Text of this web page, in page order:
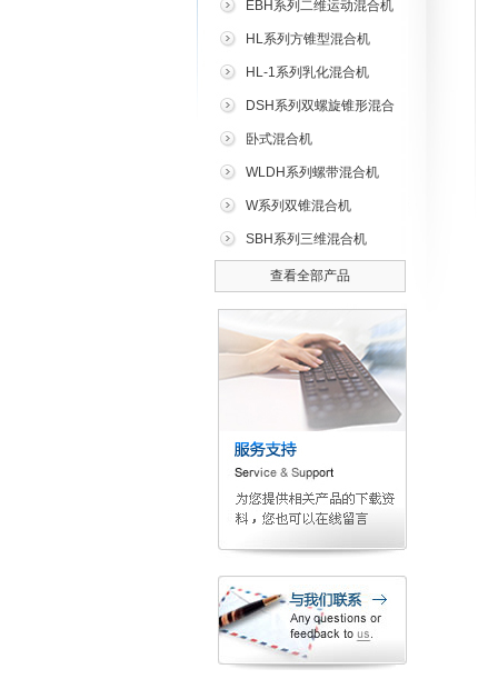
EBH系列二维运动混合机
HL系列方锥型混合机
HL-1系列乳化混合机
DSH系列双螺旋锥形混合
机
卧式混合机
WLDH系列螺带混合机
W系列双锥混合机
SBH系列三维混合机
查看全部产品